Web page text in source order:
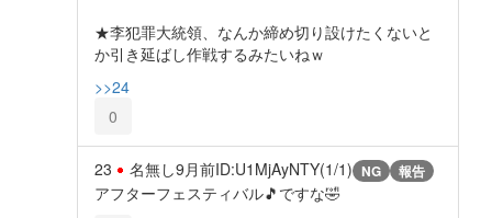
★李犯罪大統領、なんか締め切り設けたくないと
か引き延ばし作戦するみたいねｗ
>>24
0
23 名無し9月前ID:U1MjAyNTY(1/1) NG 報告
アフターフェスティバル🎵ですな🤣